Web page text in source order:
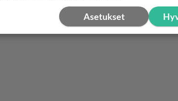
Asetukset